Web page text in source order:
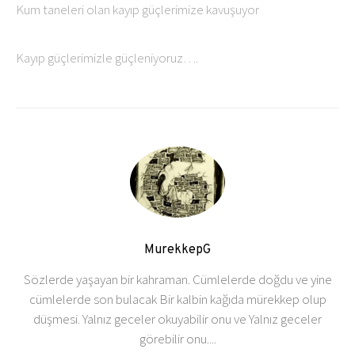
Kum taneleri olan kayıp güçlerimize kavuşuyor
Kayıp güçlerimizle güçleniyoruz….
MurekkepG
Sözlerde yaşayan bir kahraman. Cümlelerde doğdu ve yine
cümlelerde son bulacak Bir kalbin kağıda mürekkep olup
düşmesi. Yalnız geceler okuyabilir onu ve Yalnız geceler
görebilir onu....